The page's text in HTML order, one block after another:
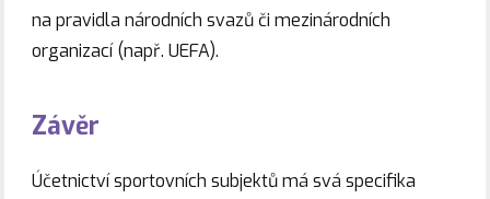
na pravidla národních svazů či mezinárodních
organizací (např. UEFA).
Závěr
Účetnictví sportovních subjektů má svá specifika